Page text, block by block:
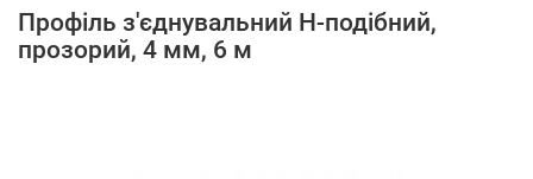
Профіль з'єднувальний Н-подібний,
прозорий, 4 мм, 6 м